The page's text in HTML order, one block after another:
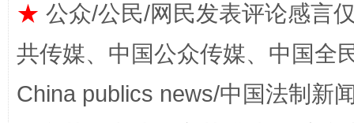
国家大学科技园优化重塑工作
★ 公众/公民/网民发表评论感言
共传媒、中国公众传媒、中国全
China publics news/中国法制新